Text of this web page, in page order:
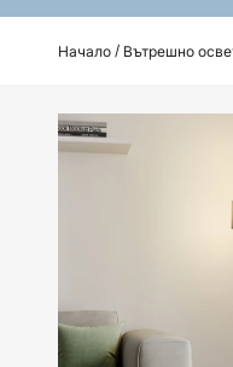
Начало Вътрешно
Преминете
към
изображенията